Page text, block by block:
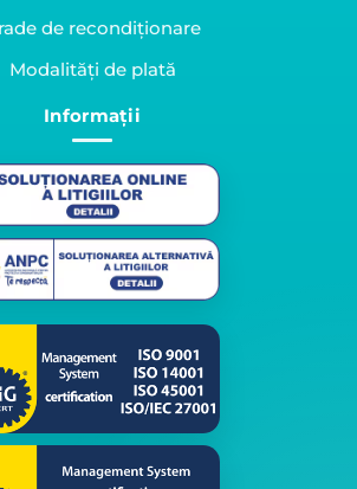
de recondiționare
Modalități de plată
Informații